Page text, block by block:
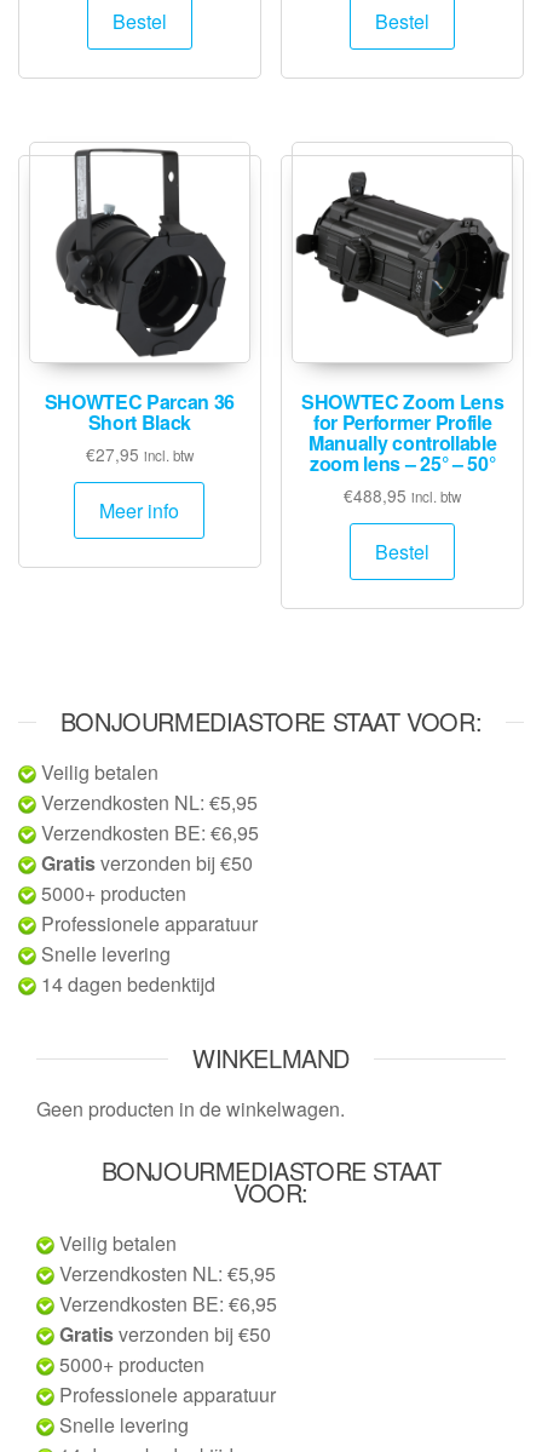
Bestel Bestel
SHOWTEC Parcan 36
Short Black
€27,95 incl. btw
Meer info
SHOWTEC Zoom Lens
for Performer Profile
Manually controllable
zoom lens – 25° – 50°
€488,95 incl. btw
Bestel
BONJOURMEDIASTORE STAAT VOOR:
Veilig betalen
Verzendkosten NL: €5,95
Verzendkosten BE: €6,95
Gratisverzonden bij €50
5000+ producten
Professionele apparatuur
Snelle levering
14 dagen bedenktijd
WINKELMAND
Geen producten in de winkelwagen.
BONJOURMEDIASTORE STAAT
VOOR:
Veilig betalen
Verzendkosten NL: €5,95
Verzendkosten BE: €6,95
Gratisverzonden bij €50
5000+ producten
Professionele apparatuur
Snelle levering